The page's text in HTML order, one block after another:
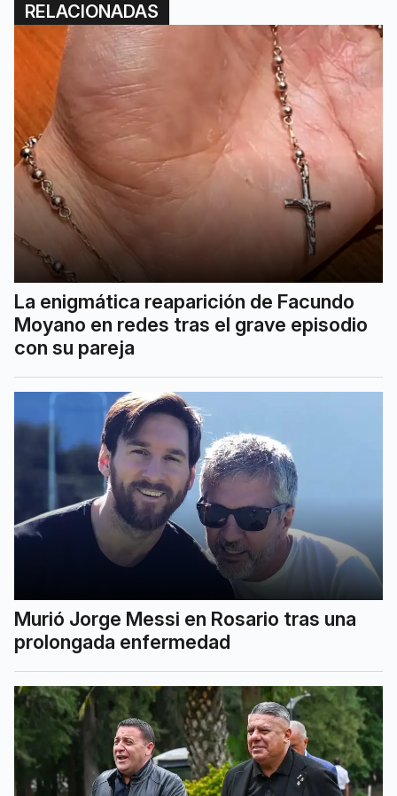
RELACIONADAS
La enigmática reaparición de Facundo
Moyano en redes tras el grave episodio
con su pareja
Murió Jorge Messi en Rosario tras una
prolongada enfermedad